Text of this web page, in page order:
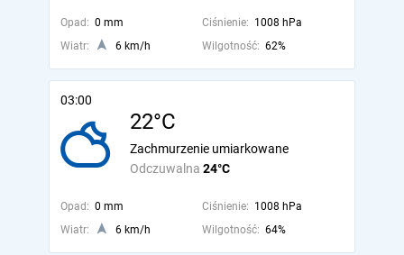
Opad: 0 mm Ciśnienie: 1008 hPa
Wiatr:
6 km/h Wilgotność: 62%
03:00
22°C
Odczuwalna 24°C
Zachmurzenie umiarkowane
Opad: 0 mm Ciśnienie: 1008 hPa
Wiatr:
6 km/h Wilgotność: 64%